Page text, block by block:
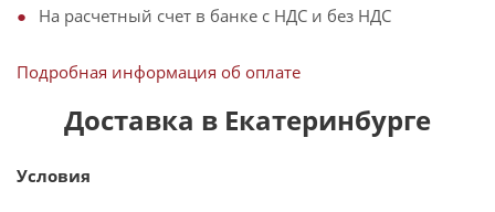
На расчетный счет в банке с НДС и без НДС
Подробная информация об оплате
Доставка в Екатеринбурге
Условия